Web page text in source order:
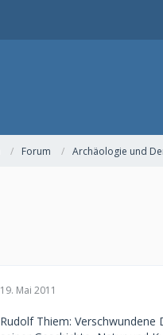
Forum Archäologie und
19. Mai 2011
Rudolf Thiem: